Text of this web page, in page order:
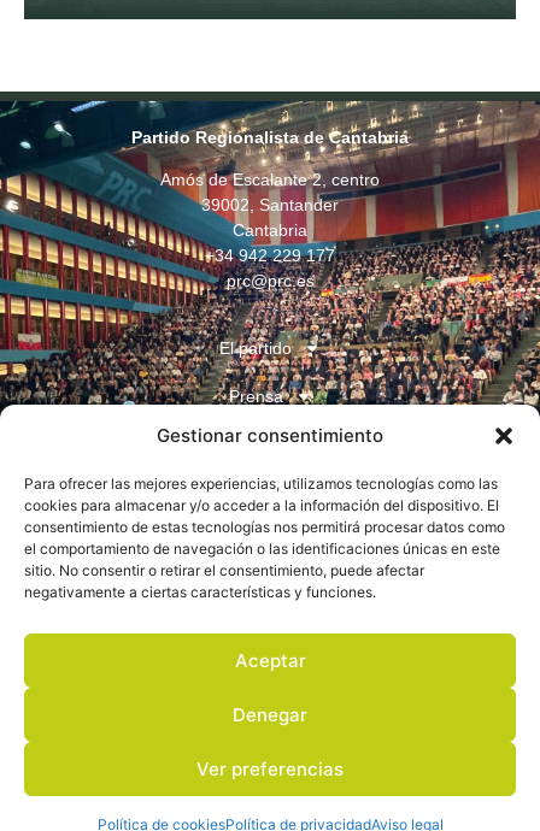
Gestionar consentimiento
Para ofrecer las mejores experiencias, utilizamos tecnologías como las
cookies para almacenar y/o acceder a la información del dispositivo. El
consentimiento de estas tecnologías nos permitirá procesar datos como
el comportamiento de navegación o las identificaciones únicas en este
sitio. No consentir o retirar el consentimiento, puede afectar
negativamente a ciertas características y funciones.
Aceptar
Denegar
Ver preferencias
Política de cookiesPolítica de privacidadAviso legal
Partido Regionalista de Cantabria
Amós de Escalante 2, centro
39002, Santander
Cantabria
+34 942 229 177
prc@prc.es
El partido
Prensa
Juventudes
Contacto
Copyright quedan todos los derechos reservados
Aviso legal
Política de privacidad
Política de cookies